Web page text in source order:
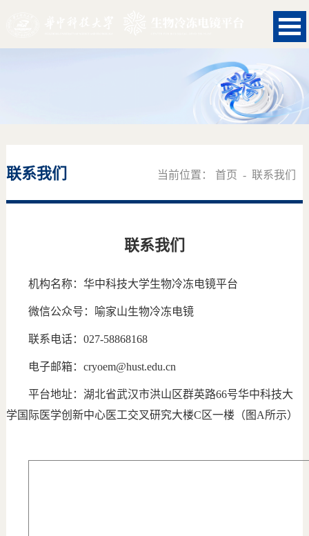
联系我们 当前位置： 首页 -联系我们
联系我们
机构名称：华中科技大学生物冷冻电镜平台
微信公众号：喻家山生物冷冻电镜
联系电话：027-58868168
电子邮箱：cryoem@hust.edu.cn
平台地址：湖北省武汉市洪山区群英路66号华中科技大
学国际医学创新中心医工交叉研究大楼C区一楼（图A所示）